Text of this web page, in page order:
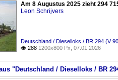
Am 8 Augustus 2025 zieht 294
Leon Schrijvers
Deutschland / Dieselloks / BR 294 (V
 288 1200x800 Px, 07.01.2026
"Deutschland / Dieselloks / BR